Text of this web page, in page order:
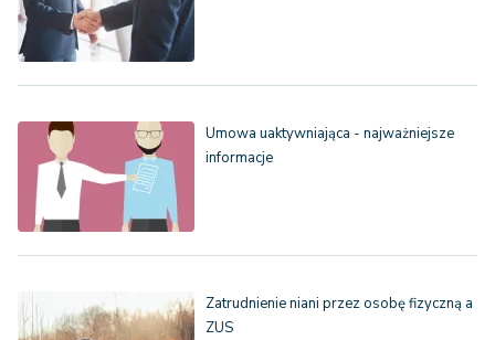
Umowa uaktywniająca - najważniejsze
informacje
Zatrudnienie niani przez osobę fizyczną a
ZUS